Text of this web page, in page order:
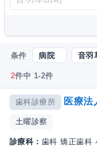
条件 病院 音羽
2件中 1-2件
歯科診療所 医療法
土曜診察
診療科： 歯科 矯正歯科